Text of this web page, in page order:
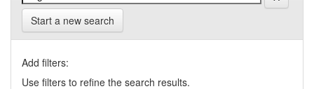
Start a new search
Add filters:
Use filters to refine the search results.